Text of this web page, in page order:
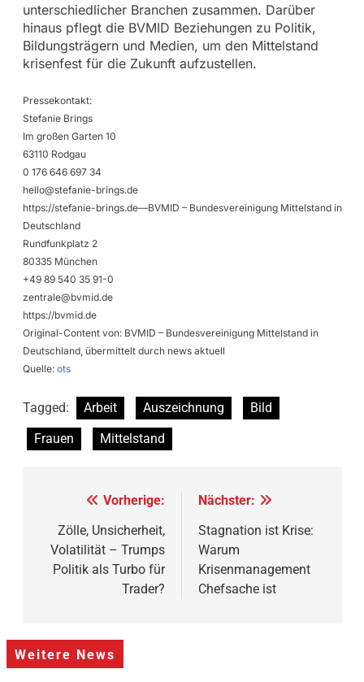
unterschiedlicher Branchen zusammen. Darüber
hinaus pflegt die BVMID Beziehungen zu Politik,
Bildungsträgern und Medien, um den Mittelstand
krisenfest für die Zukunft aufzustellen.
Pressekontakt:
Stefanie Brings
Im großen Garten 10
63110 Rodgau
0 176 646 697 34
hello@stefanie-brings.de
https://stefanie-brings.de—BVMID – Bundesvereinigung Mittelstand in
Deutschland
Rundfunkplatz 2
80335 München
+49 89 540 35 91-0
zentrale@bvmid.de
https://bvmid.de
Original-Content von: BVMID – Bundesvereinigung Mittelstand in
Deutschland, übermittelt durch news aktuell
Quelle: ots
Tagged: Arbeit Auszeichnung
Bild
Frauen
Mittelstand
Beitragsnavigation
Vorherige:
Zölle, Unsicherheit,
Volatilität – Trumps
Politik als Turbo für
Trader?
Nächster:
Stagnation ist Krise:
Warum
Krisenmanagement
Chefsache ist
Weitere News